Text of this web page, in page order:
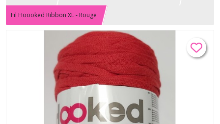
Fil Hoooked Ribbon XL - Rouge